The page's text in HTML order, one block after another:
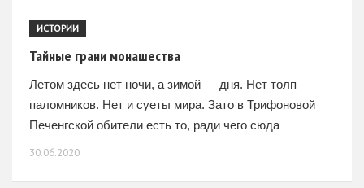
ИСТОРИИ
Тайные грани монашества
Летом здесь нет ночи, а зимой — дня. Нет толп
паломников. Нет и суеты мира. Зато в Трифоновой
Печенгской обители есть то, ради чего сюда
стремятся, невзирая на суровый климат
30.06.2020